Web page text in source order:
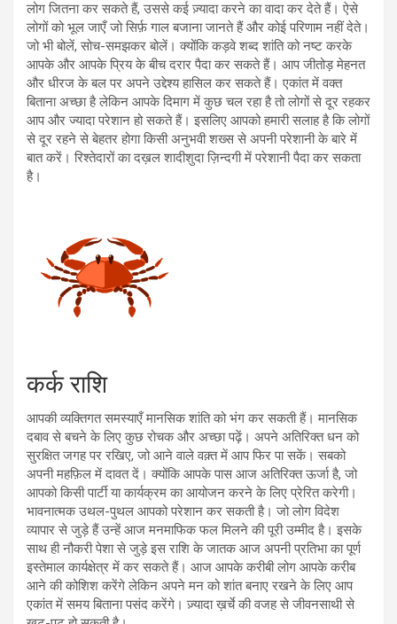
लोग जितना कर सकते हैं, उससे कई ज़्यादा करने का वादा कर देते हैं। ऐसे
लोगों को भूल जाएँ जो सिर्फ़ गाल बजाना जानते हैं और कोई परिणाम नहीं देते।
जो भी बोलें, सोच-समझकर बोलें। क्योंकि कड़वे शब्द शांति को नष्ट करके
आपके और आपके प्रिय के बीच दरार पैदा कर सकते हैं। आप जीतोड़ मेहनत
और धीरज के बल पर अपने उद्देश्य हासिल कर सकते हैं। एकांत में वक्त
बिताना अच्छा है लेकिन आपके दिमाग में कुछ चल रहा है तो लोगों से दूर रहकर
आप और ज्यादा परेशान हो सकते हैं। इसलिए आपको हमारी सलाह है कि लोगों
से दूर रहने से बेहतर होगा किसी अनुभवी शख्स से अपनी परेशानी के बारे में
बात करें। रिश्तेदारों का दख़ल शादीशुदा ज़िन्दगी में परेशानी पैदा कर सकता
है।
कर्क राशि
आपकी व्यक्तिगत समस्याएँ मानसिक शांति को भंग कर सकती हैं। मानसिक
दबाव से बचने के लिए कुछ रोचक और अच्छा पढ़ें। अपने अतिरिक्त धन को
सुरक्षित जगह पर रखिए, जो आने वाले वक़्त में आप फिर पा सकें। सबको
अपनी महफ़िल में दावत दें। क्योंकि आपके पास आज अतिरिक्त ऊर्जा है, जो
आपको किसी पार्टी या कार्यक्रम का आयोजन करने के लिए प्रेरित करेगी।
भावनात्मक उथल-पुथल आपको परेशान कर सकती है। जो लोग विदेश
व्यापार से जुड़े हैं उन्हें आज मनमाफिक फल मिलने की पूरी उम्मीद है। इसके
साथ ही नौकरी पेशा से जुड़े इस राशि के जातक आज अपनी प्रतिभा का पूर्ण
इस्तेमाल कार्यक्षेत्र में कर सकते हैं। आज आपके करीबी लोग आपके करीब
आने की कोशिश करेंगे लेकिन अपने मन को शांत बनाए रखने के लिए आप
एकांत में समय बिताना पसंद करेंगे। ज़्यादा ख़र्चे की वजह से जीवनसाथी से